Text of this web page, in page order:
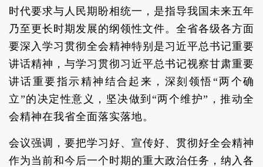
时代要求与人民期盼相统一，是指导我国未来五年
乃至更长时期发展的纲领性文件。全省各级各方面
要深入学习贯彻全会精神特别是习近平总书记重要
讲话精神，与学习贯彻习近平总书记视察甘肃重要
讲话重要指示精神结合起来，深刻领悟“两个确
立”的决定性意义，坚决做到“两个维护”，推动全
会精神在我省全面落实落地。
会议强调，要把学习好、宣传好、贯彻好全会精神
作为当前和今后一个时期的重大政治任务，纳入各